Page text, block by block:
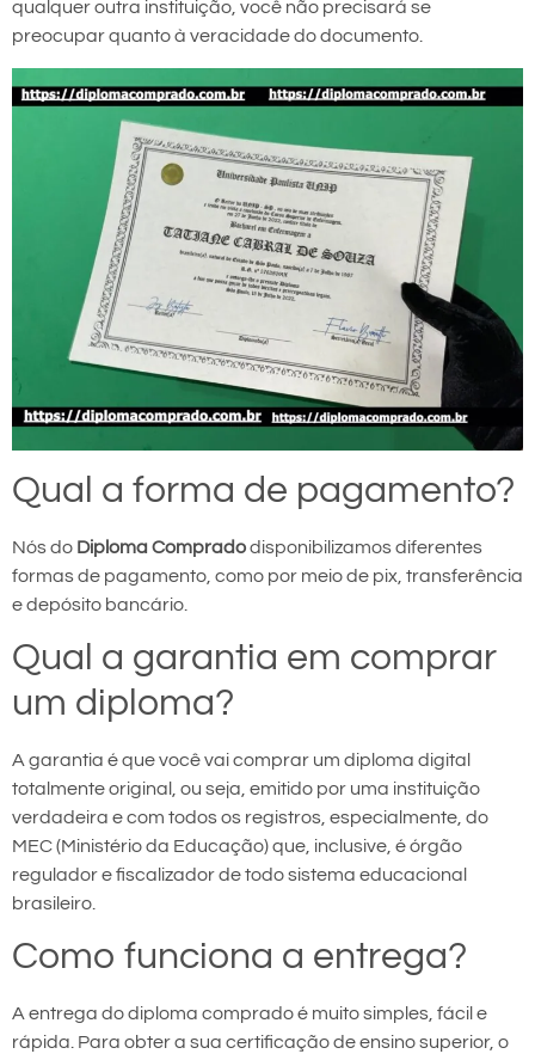
qualquer outra instituição, você não precisará se
preocupar quanto à veracidade do documento.
Qual a forma de pagamento?
Nós do Diploma Compradodisponibilizamos diferentes
formas de pagamento, como por meio de pix, transferência
e depósito bancário.
Qual a garantia em comprar
um diploma?
A garantia é que você vai comprar um diploma digital
totalmente original, ou seja, emitido por uma instituição
verdadeira e com todos os registros, especialmente, do
MEC (Ministério da Educação) que, inclusive, é órgão
regulador e fiscalizador de todo sistema educacional
brasileiro.
Como funciona a entrega?
A entrega do diploma comprado é muito simples, fácil e
rápida. Para obter a sua certificação de ensino superior, o